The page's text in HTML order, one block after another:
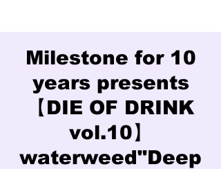
Milestone for 10
years presents
【DIE OF DRINK
vol.10】
waterweed"Deep